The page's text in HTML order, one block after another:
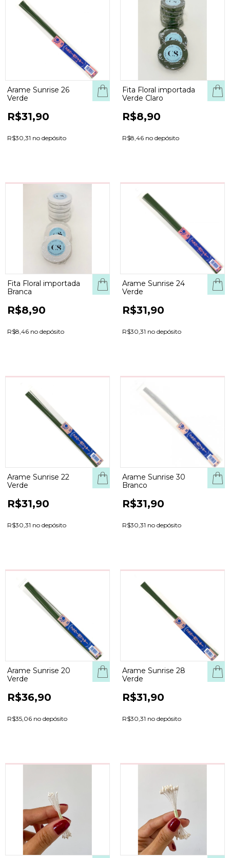
Arame Sunrise 26
Verde
R$31,90
R$30,31 no depósito
Fita Floral importada
Verde Claro
R$8,90
R$8,46 no depósito
Fita Floral importada
Branca
R$8,90
R$8,46 no depósito
Arame Sunrise 24
Verde
R$31,90
R$30,31 no depósito
Arame Sunrise 22
Verde
R$31,90
R$30,31 no depósito
Arame Sunrise 30
Branco
R$31,90
R$30,31 no depósito
Arame Sunrise 20
Verde
R$36,90
R$35,06 no depósito
Arame Sunrise 28
Verde
R$31,90
R$30,31 no depósito